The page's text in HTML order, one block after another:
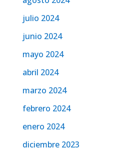
julio 2024
junio 2024
mayo 2024
abril 2024
marzo 2024
febrero 2024
enero 2024
diciembre 2023